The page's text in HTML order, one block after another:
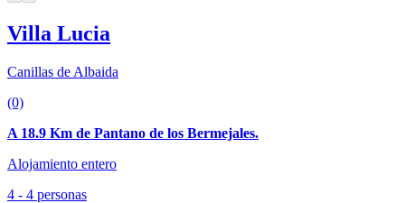
Villa Lucia
Canillas de Albaida
(0)
A 18.9 Km de Pantano de los Bermejales.
Alojamiento entero
4 - 4 personas